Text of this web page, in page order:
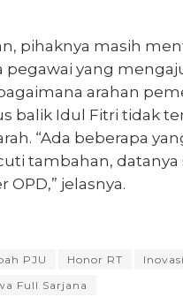
pihaknya masih
pegawai yang
arahan
balik Idul Fitri tidak
“Ada beberapa
tambahan, datanya
OPD,” jelasnya.
PJU Honor RT
Inovasi
Full Sarjana